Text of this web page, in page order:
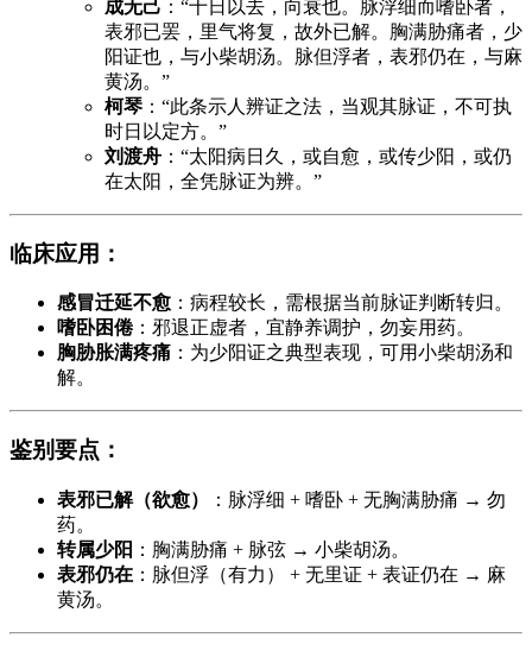
成无己 ：“十日以去，向衰也。脉浮细而嗜卧者，
表邪已罢，里气将复，故外已解。胸满胁痛者，少
阳证也，与小柴胡汤。脉但浮者，表邪仍在，与麻
黄汤。”
柯琴 ：“此条示人辨证之法，当观其脉证，不可执
时日以定方。”
刘渡舟 ：“太阳病日久，或自愈，或传少阳，或仍
在太阳，全凭脉证为辨。”
临床应用 ：
感冒迁延不愈 ：病程较长，需根据当前脉证判断转归。
嗜卧困倦 ：邪退正虚者，宜静养调护，勿妄用药。
胸胁胀满疼痛 ：为少阳证之典型表现，可用小柴胡汤和
解。
鉴别要点 ：
表邪已解（欲愈）
：脉浮细 + 嗜卧 + 无胸满胁痛 → 勿
药。
转属少阳 ：胸满胁痛 + 脉弦 → 小柴胡汤。
表邪仍在 ：脉但浮（有力） + 无里证 + 表证仍在 → 麻
黄汤。